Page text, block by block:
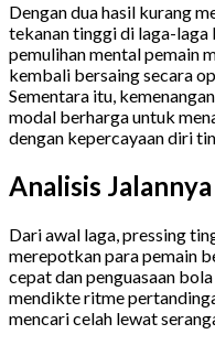
Dengan dua hasil kurang
tekanan tinggi di laga-
pemulihan mental pemain
kembali bersaing secara
Sementara itu,
modal berharga untuk
dengan kepercayaan diri
Analisis
Dari awal laga, pressing
merepotkan para pemain
cepat dan penguasaan
mendikte ritme
mencari celah lewat